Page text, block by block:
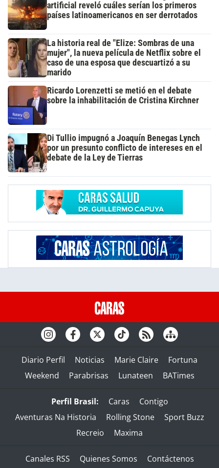
artificial reveló cuáles serían los primeros
países latinoamericanos en ser derrotados
La historia real de "Elize: Sombras de una
mujer", la nueva película de Netflix sobre el
caso de una esposa que descuartizó a su
marido
Ricardo Lorenzetti se metió en el debate
sobre la inhabilitación de Cristina Kirchner
Di Tullio impugnó a Joaquín Benegas Lynch
por un presunto conflicto de intereses en el
debate de la Ley de Tierras
Diario Perfil Noticias Marie Claire
Fortuna
Weekend
Parabrisas Lunateen BATimes
Perfil Brasil: Caras
Contigo
Aventuras Na Historia
Rolling Stone
Sport Buzz
Recreio
Maxima
Canales RSS Quienes Somos Contáctenos